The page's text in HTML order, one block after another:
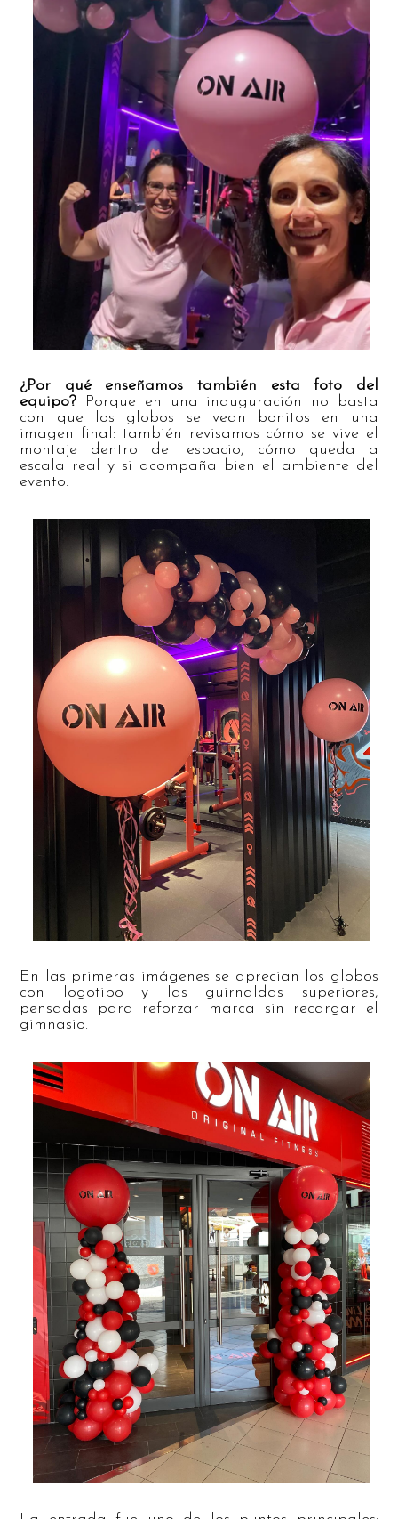
¿Por qué enseñamos también esta foto del
equipo? Porque en una inauguración no basta
con que los globos se vean bonitos en una
imagen final: también revisamos cómo se vive el
montaje dentro del espacio, cómo queda a
escala real y si acompaña bien el ambiente del
evento.
En las primeras imágenes se aprecian los globos
con logotipo y las guirnaldas superiores,
pensadas para reforzar marca sin recargar el
gimnasio.